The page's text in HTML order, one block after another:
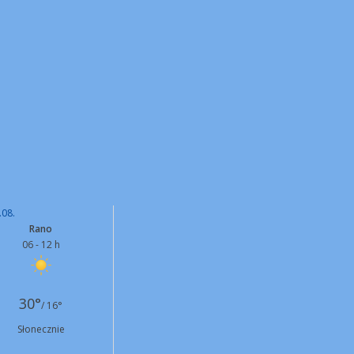
Rano
06 - 12 h
30°/ 16°
Słonecznie